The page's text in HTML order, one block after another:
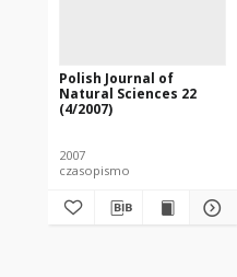
Polish Journal of
Natural Sciences 22
(4/2007)
2007
czasopismo